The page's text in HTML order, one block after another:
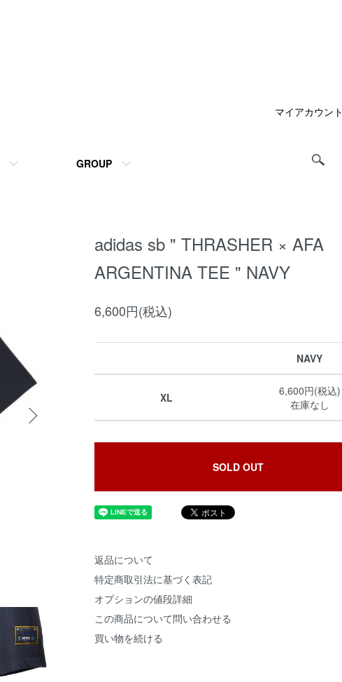
GROUP
マイアカウント
adidas sb " THRASHER × AFA
ARGENTINA TEE " NAVY
6,600円(税込)
NAVY
XL
6,600円(税込)
在庫なし
SOLD OUT
返品について
特定商取引法に基づく表記
オプションの値段詳細
この商品について問い合わせる
買い物を続ける